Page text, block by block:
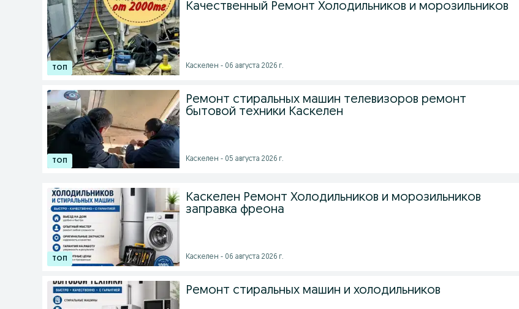
Качественный Ремонт Холодильников и морозильников
Каскелен - 06 августа 2026 г.
Ремонт стиральных машин телевизоров ремонт
бытовой техники Каскелен
Каскелен - 05 августа 2026 г.
Каскелен Ремонт Холодильников и морозильников
заправка фреона
Каскелен - 06 августа 2026 г.
Ремонт стиральных машин и холодильников